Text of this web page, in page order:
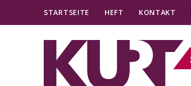
STARTSEITE HEFT KONTAKT